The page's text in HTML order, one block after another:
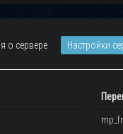
о сервере Настройки